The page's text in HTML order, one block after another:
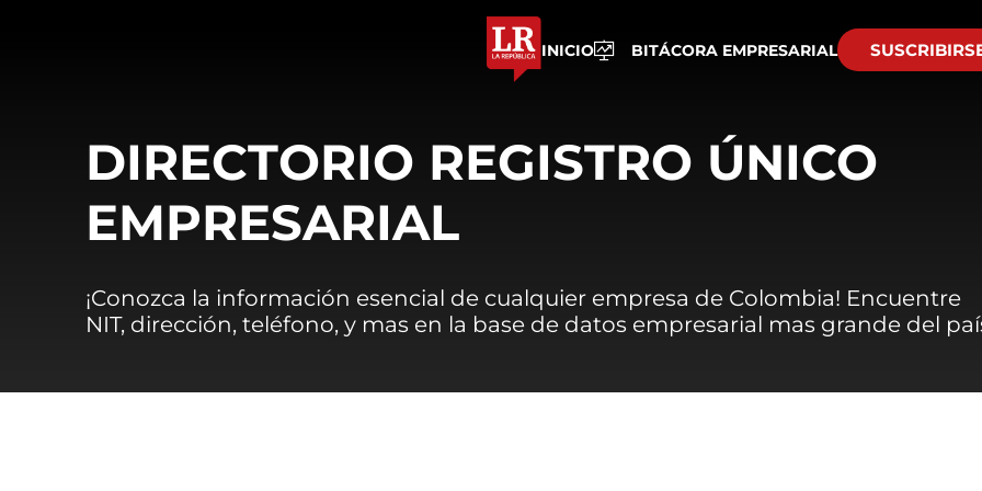
INICIO BITÁCORA EMPRESARIAL
DIRECTORIO REGISTRO ÚNICO
EMPRESARIAL
¡Conozca la información esencial de cualquier empresa de Colombia! Encuentre
NIT, dirección, teléfono, y mas en la base de datos empresarial mas grande del